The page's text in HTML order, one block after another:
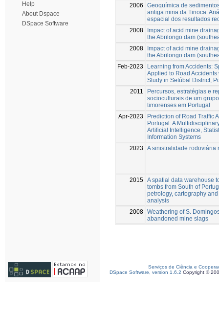
Help
About Dspace
DSpace Software
2006
Geoquímica de
antiga mina da Tinoca.
espacial dos resultados
2008
Impact of acid mine
the Abrilongo dam
2008
Impact of acid mine
the Abrilongo dam
Feb-2023
Learning from Accidents:
Applied to Road
Study in Setúbal District,
2011
Percursos, estratégias e
socioculturais de um
timorenses em Portugal
Apr-2023
Prediction of Road Traffic
Portugal: A
Artificial Intelligence,
Information Systems
2023
A sinistralidade rodoviária
2015 A spatial data warehouse
tombs from South of
petrology, cartography
analysis
2008 Weathering of S.
abandoned mine slags
Serviços de Ciência e
DSpace Software, version 1.6.2 Copyright ©